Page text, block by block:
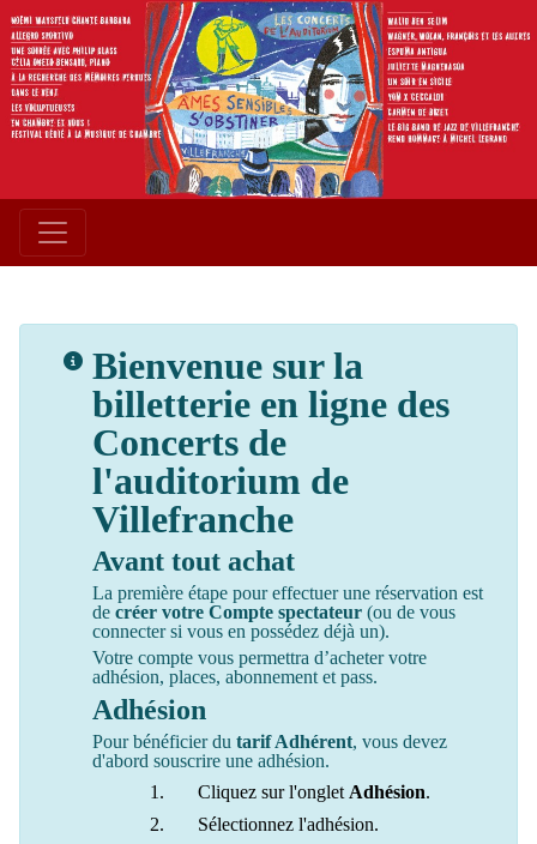
Bienvenue sur la
billetterie en ligne des
Concerts de
l'auditorium de
Villefranche
Avant tout achat
La première étape pour effectuer une réservation est
de créer votre Compte spectateur (ou de vous
connecter si vous en possédez déjà un).
Votre compte vous permettra d’acheter votre
adhésion, places, abonnement et pass.
Adhésion
Pour bénéficier du tarif Adhérent, vous devez
d'abord souscrire une adhésion.
Cliquez sur l'ongletAdhésion.
Sélectionnez l'adhésion.